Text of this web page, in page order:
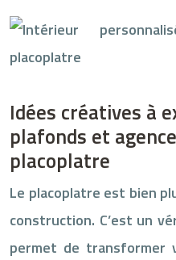
Idées créatives à
plafonds et
placoplatre
Le placoplatre est bien
construction. C’est un
permet de transformer